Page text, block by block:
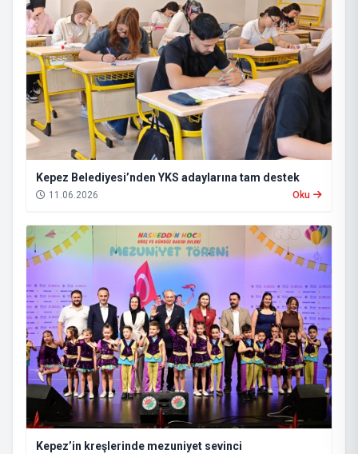
Kepez Belediyesi’nden YKS adaylarına tam destek
11.06.2026 Oku
Kepez’in kreşlerinde mezuniyet sevinci